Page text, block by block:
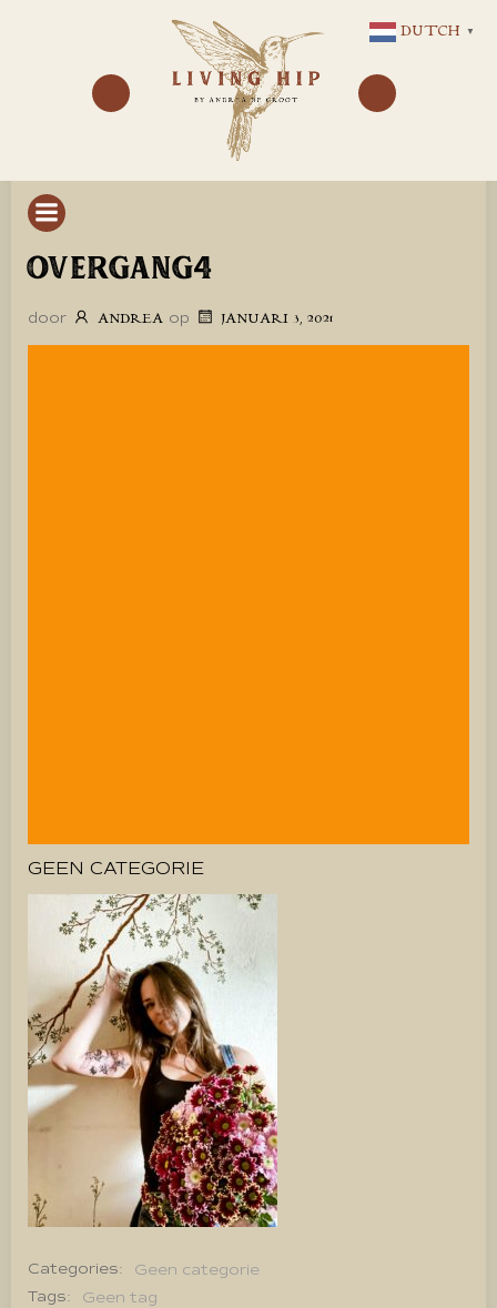
NAAR
DE
INHOUD
OVERGANG4
door ANDREA op JANUARI 3, 2021
GEEN CATEGORIE
Categories:
Geen categorie
Tags:
Geen tag
DUTCH ▼